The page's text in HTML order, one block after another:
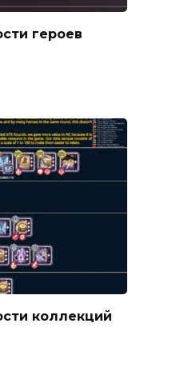
героев
коллекций